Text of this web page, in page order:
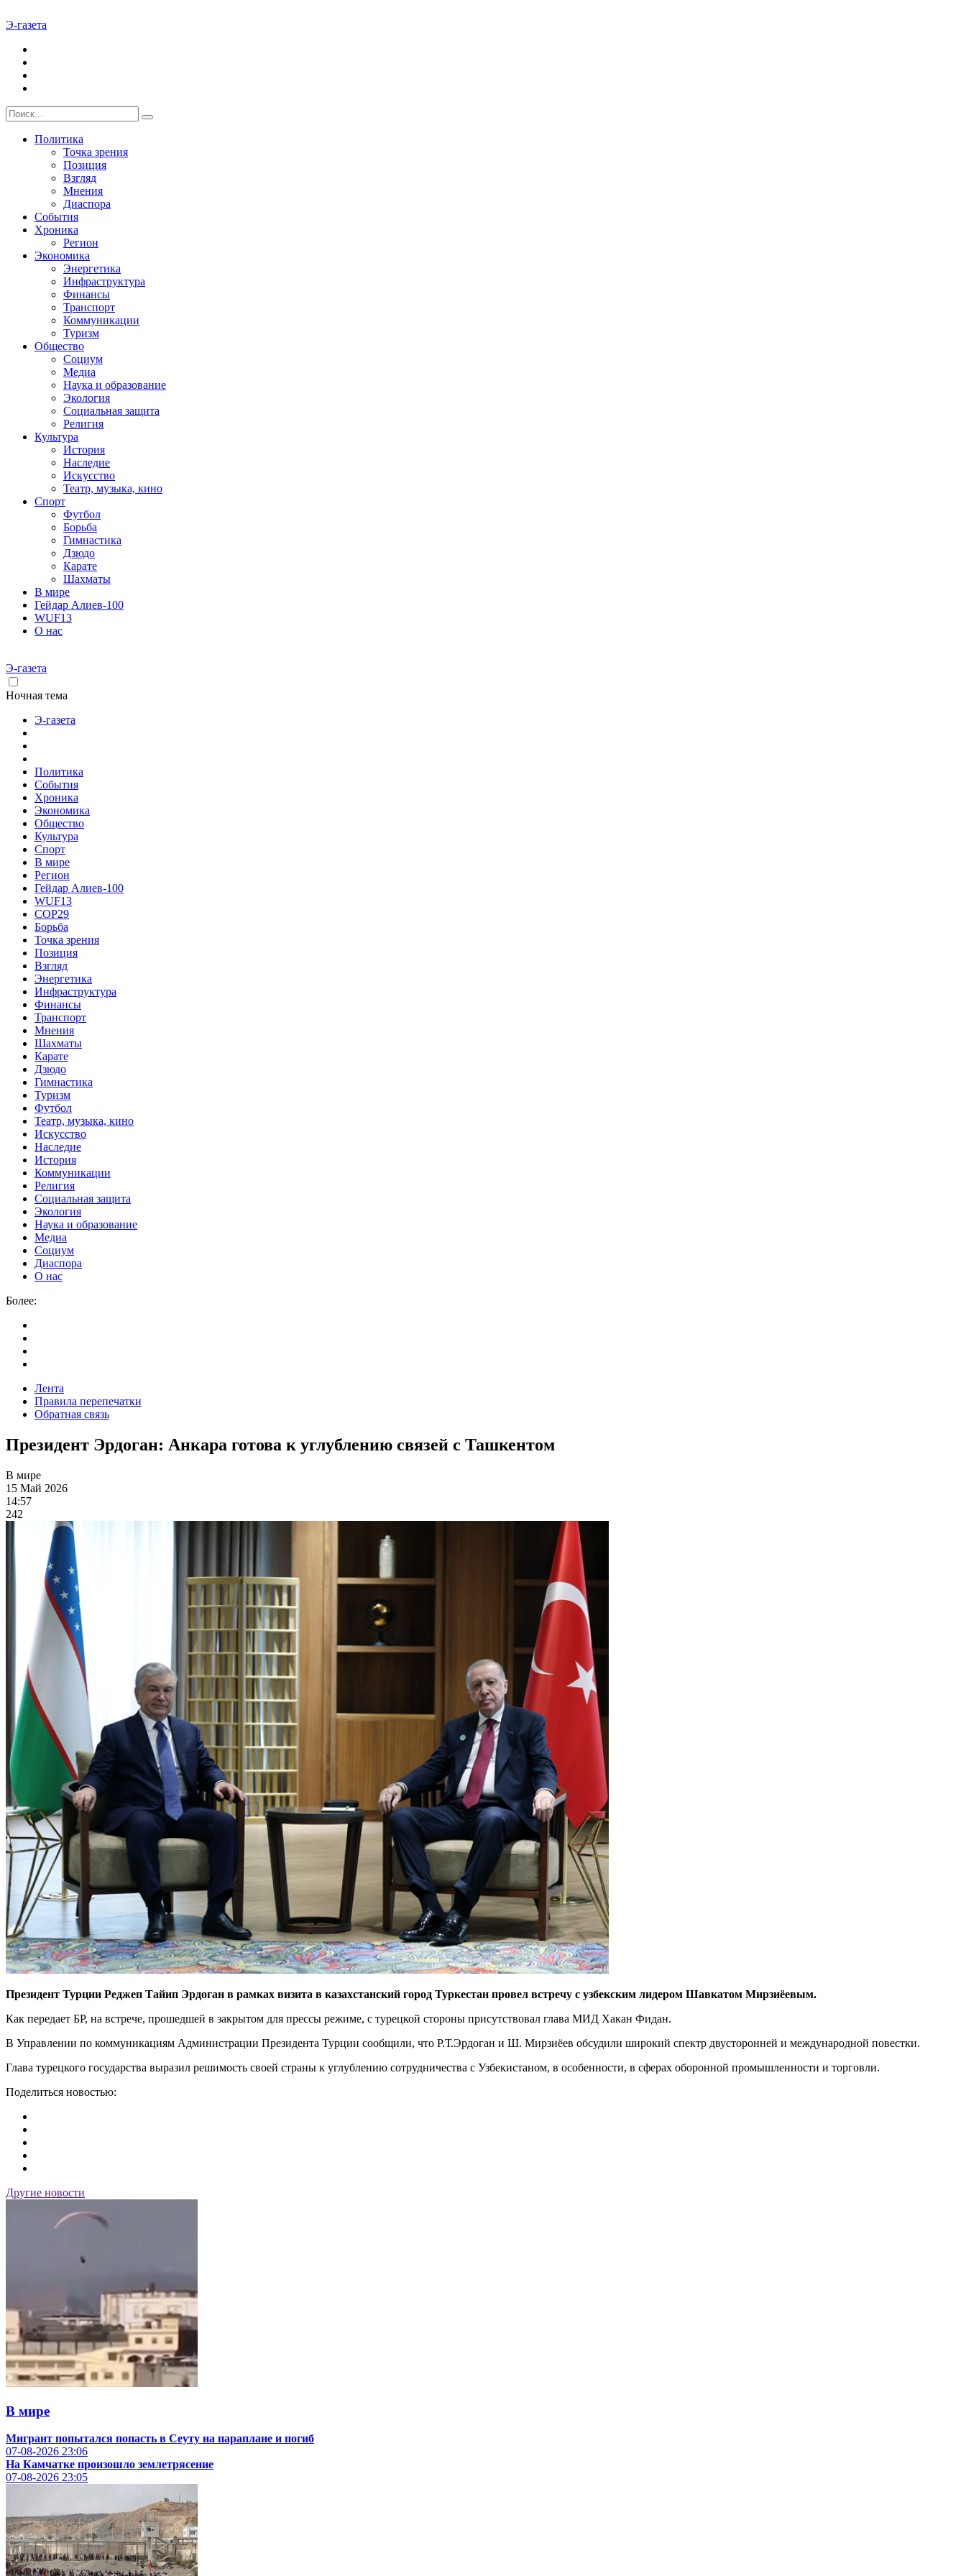
Э-газета
Политика
Точка зрения
Позиция
Взгляд
Мнения
Диаспора
События
Хроника
Регион
Экономика
Энергетика
Инфраструктура
Финансы
Транспорт
Коммуникации
Туризм
Общество
Социум
Медиа
Наука и образование
Экология
Социальная защита
Религия
Культура
История
Наследие
Искусство
Театр, музыка, кино
Спорт
Футбол
Борьба
Гимнастика
Дзюдо
Карате
Шахматы
В мире
Гейдар Алиев-100
WUF13
О нас
Э-газета
Ночная тема
Э-газета
Политика
События
Хроника
Экономика
Общество
Культура
Спорт
В мире
Регион
Гейдар Алиев-100
WUF13
COP29
Борьба
Точка зрения
Позиция
Взгляд
Энергетика
Инфраструктура
Финансы
Транспорт
Мнения
Шахматы
Карате
Дзюдо
Гимнастика
Туризм
Футбол
Театр, музыка, кино
Искусство
Наследие
История
Коммуникации
Религия
Социальная защита
Экология
Наука и образование
Медиа
Социум
Диаспора
О нас
Более:
Лента
Правила перепечатки
Обратная связь
Президент Эрдоган: Анкара готова к углублению связей с Ташкентом
В мире
15 Май 2026
14:57
242
Президент Турции Реджеп Тайип Эрдоган в рамках визита в казахстанский город Туркестан провел встречу с узбекским лидером Шавкатом Мирзиёевым.
Как передает БР, на встрече, прошедшей в закрытом для прессы режиме, с турецкой стороны присутствовал глава МИД Хакан Фидан.
В Управлении по коммуникациям Администрации Президента Турции сообщили, что Р.Т.Эрдоган и Ш. Мирзиёев обсудили широкий спектр двусторонней и международной повестки.
Глава турецкого государства выразил решимость своей страны к углублению сотрудничества с Узбекистаном, в особенности, в сферах оборонной промышленности и торговли.
Поделиться новостью:
Другие новости
В мире
Мигрант попытался попасть в Сеуту на параплане и погиб
07-08-2026 23:06
На Камчатке произошло землетрясение
07-08-2026 23:05